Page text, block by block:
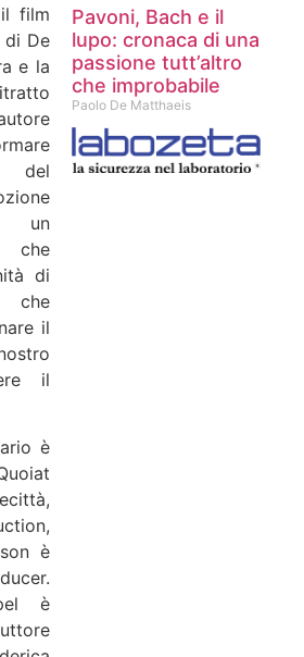
film
di De
e la
del
un
che
di
che
il
il
è
è
è
Pavoni, Bach e il
lupo: cronaca di una
passione tutt’altro
che improbabile
Paolo De Matthaeis